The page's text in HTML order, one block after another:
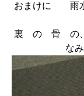
おまけに
裏 の 骨 の
な